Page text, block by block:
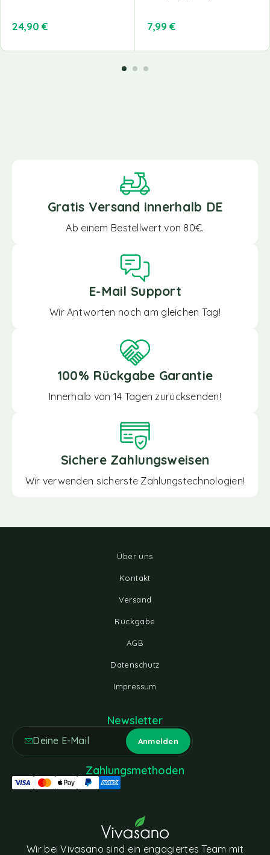
24,90 € 7,99€
Gratis Versand innerhalb DE
Ab einem Bestellwert von 80€.
E-Mail Support
Wir Antworten noch am gleichen Tag!
100% Rückgabe Garantie
Innerhalb von 14 Tagen zurücksenden!
Sichere Zahlungsweisen
Wir verwenden sicherste Zahlungstechnologien!
Über uns
Kontakt
Versand
Rückgabe
AGB
Datenschutz
Impressum
Wir bei Vivasano sind ein engagiertes Team mit
Newsletter
Zahlungsmethoden